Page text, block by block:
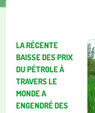
LA RÉCENTE
BAISSE DES PRIX
DU PÉTROLE À
TRAVERS LE
MONDE A
ENGENDRÉ DES